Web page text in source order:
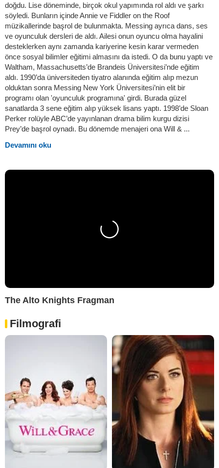
doğdu. Lise döneminde, birçok okul yapımında rol aldı ve şarkı
söyledi. Bunların içinde Annie ve Fiddler on the Roof
müzikallerinde başrol de bulunmakta. Messing ayrıca dans, ses
ve oyunculuk dersleri de aldı. Ailesi onun oyuncu olma hayalini
desteklerken aynı zamanda kariyerine kesin karar vermeden
önce sosyal bilimler eğitimi almasını da istedi. O da bunu yaptı ve
Waltham, Massachusetts’de Brandeis Üniversitesi’nde eğitim
aldı. 1990’da üniversiteden tiyatro alanında eğitim alıp mezun
olduktan sonra Messing New York Üniversitesi’nin elit bir
programı olan 'oyunculuk programına' girdi. Burada güzel
sanatlarda 3 sene eğitim alıp yüksek lisans yaptı. 1998’de Sloan
Perker rolüyle ABC’de yayınlanan drama bilim kurgu dizisi
Prey’de başrol oynadı. Bu dönemde menajeri ona Will & ...
Devamını oku
The Alto Knights Fragman
Filmografi